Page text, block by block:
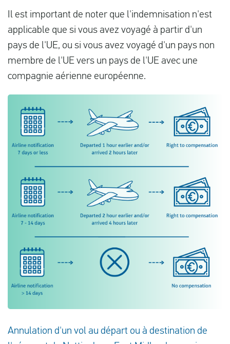
Il est important de noter que l'indemnisation n'est
applicable que si vous avez voyagé à partir d'un
pays de l'UE, ou si vous avez voyagé d'un pays non
membre de l'UE vers un pays de l'UE avec une
compagnie aérienne européenne.
Annulation d'un vol au départ ou à destination de